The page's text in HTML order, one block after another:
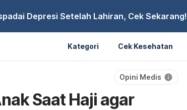
Depresi Setelah Lahiran, Cek Sekarang!
Kategori Cek Kesehatan
Opini Medis
Saat Haji agar